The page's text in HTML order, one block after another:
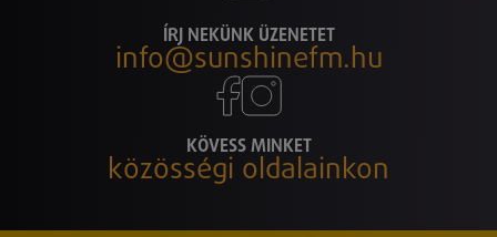
ÍRJ NEKÜNK ÜZENETET
info@sunshinefm.hu
KÖVESS MINKET
közösségi oldalainkon